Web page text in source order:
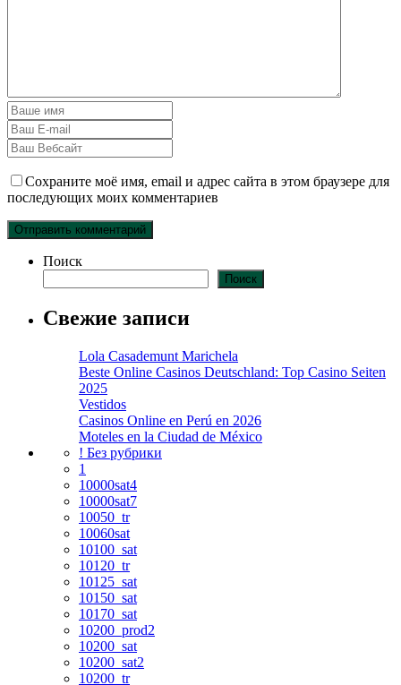
Сохраните моё имя, email и адрес сайта в этом браузере для
последующих моих комментариев
Поиск
Поиск
Свежие записи
Lola Casademunt Marichela
Beste Online Casinos Deutschland: Top Casino Seiten
2025
Vestidos
Casinos Online en Perú en 2026
Moteles en la Ciudad de México
! Без рубрики
1
10000sat4
10000sat7
10050_tr
10060sat
10100_sat
10120_tr
10125_sat
10150_sat
10170_sat
10200_prod2
10200_sat
10200_sat2
10200_tr